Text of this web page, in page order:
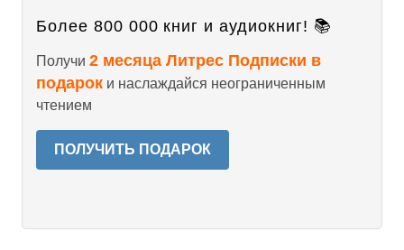
Более 800 000 книг и аудиокниг! 📚
Получи 2 месяца Литрес Подписки в
подарок и наслаждайся неограниченным
чтением
ПОЛУЧИТЬ ПОДАРОК